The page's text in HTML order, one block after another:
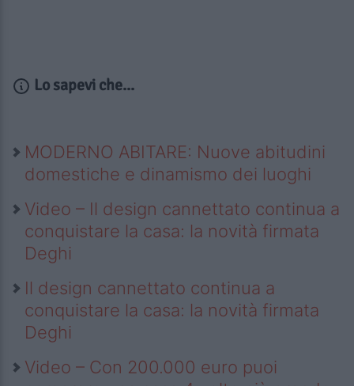
Lo sapevi che...
MODERNO ABITARE: Nuove abitudini
domestiche e dinamismo dei luoghi
Video – Il design cannettato continua a
conquistare la casa: la novità firmata
Deghi
Il design cannettato continua a
conquistare la casa: la novità firmata
Deghi
Video – Con 200.000 euro puoi